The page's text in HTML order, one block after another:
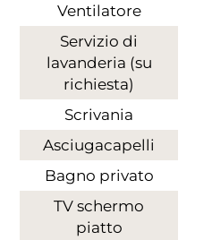
Ventilatore
Servizio di
lavanderia (su
richiesta)
Scrivania
Asciugacapelli
Bagno privato
TV schermo
piatto